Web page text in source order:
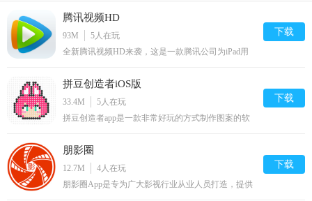
腾讯视频HD
93M 5人在玩
全新腾讯视频HD来袭，这是一款腾讯公司为iPad用
视频服务，通过全新视频杂志的翻看体验、细致贴心
的界面设计、热门电影、电视剧、综艺、动漫、电视
台直播、新闻、体育、娱乐等丰富的内容及高清流畅
的视频播放服务，为您打造不一样的在线视频观看体
下载
拼豆创造者iOS版
33.4M 5人在玩
拼豆创造者app是一款非常好玩的方式制作图案的软
哦。
下载
朋影圈
12.7M 4人在玩
朋影圈App是专为广大影视行业从业人员打造，提供
下载